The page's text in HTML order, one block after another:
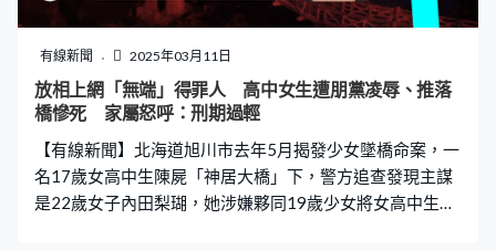
並「周圍射」，而另一段影片就可見有身穿紅衣的小童手
持大型掃帚，疑在停車場進行破壞。 有居民直言邨內一直
有童黨問題，曾聽聞發生偷竊及打人事件；亦有年老的居
民認為情況恐怖、令人害怕，「你玩時玩，唔好傷害老人
署與警密切聯繫 加強巡邏 黃大仙
有線新聞 2025年03月11日
放相上網「無端」得罪人 高中女生遭朋黨凌辱、推落
橋慘死 家屬怒呼：刑期過輕
【有線新聞】北海道旭川市去年5月揭發少女墜橋命案，一
名17歲女高中生陳屍「神居大橋」下，警方追查發現主謀
是22歲女子內田梨瑚，她涉嫌夥同19歲少女將女高中生推